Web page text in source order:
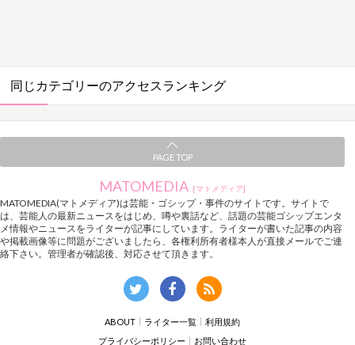
同じカテゴリーのアクセスランキング
PAGE TOP
MATOMEDIA [マトメディア]
MATOMEDIA(マトメディア)は芸能・ゴシップ・事件のサイトです。サイトで
は、芸能人の最新ニュースをはじめ、噂や裏話など、話題の芸能ゴシップエンタ
メ情報やニュースをライターが記事にしています。ライターが書いた記事の内容
や掲載画像等に問題がございましたら、各権利所有者様本人が直接メールでご連
絡下さい。管理者が確認後、対応させて頂きます。
ABOUT ライター一覧
利用規約
プライバシーポリシー
お問い合わせ